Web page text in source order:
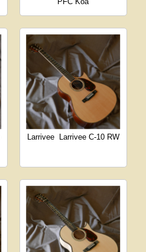
Larrivee Larrivee C-10 RW